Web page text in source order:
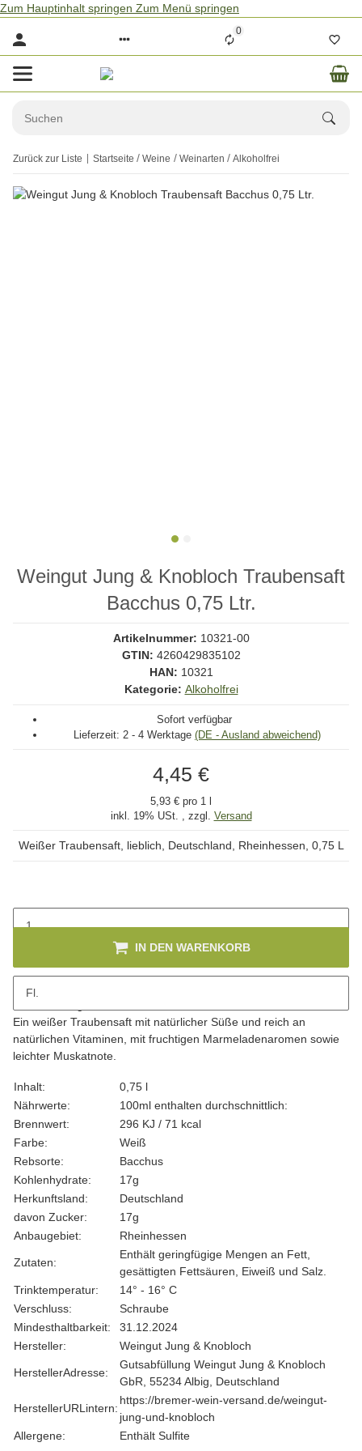
Zum Hauptinhalt springen Zum Menü springen
0
Zurück zur Liste Startseite Weine Weinarten Alkoholfrei
Weingut Jung & Knobloch Traubensaft
Bacchus 0,75 Ltr.
Artikelnummer: 10321-00
GTIN: 4260429835102
HAN: 10321
Kategorie: Alkoholfrei
Sofort verfügbar
Lieferzeit: 2 - 4 Werktage (DE - Ausland abweichend)
4,45 €
5,93 € pro 1 l
inkl. 19% USt. , zzgl. Versand
Weißer Traubensaft, lieblich, Deutschland, Rheinhessen, 0,75 L
Fl.
IN DEN WARENKORB
Ein weißer Traubensaft mit natürlicher Süße und reich an
natürlichen Vitaminen, mit fruchtigen Marmeladenaromen sowie
leichter Muskatnote.
Produkteigenschaft
Wert
Inhalt:
0,75 l
Nährwerte:
100ml enthalten durchschnittlich:
Brennwert:
296 KJ / 71 kcal
Farbe:
Weiß
Rebsorte:
Bacchus
Kohlenhydrate:
17g
Herkunftsland:
Deutschland
davon Zucker:
17g
Anbaugebiet:
Rheinhessen
Zutaten:
Enthält geringfügige Mengen an Fett,
gesättigten Fettsäuren, Eiweiß und Salz.
Trinktemperatur:
14° - 16° C
Verschluss:
Schraube
Mindesthaltbarkeit:
31.12.2024
Hersteller:
Weingut Jung & Knobloch
HerstellerAdresse:
Gutsabfüllung Weingut Jung & Knobloch
GbR, 55234 Albig, Deutschland
HerstellerURLintern:
https://bremer-wein-versand.de/weingut-
jung-und-knobloch
Allergene:
Enthält Sulfite